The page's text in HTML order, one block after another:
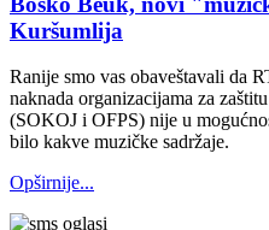
Kuršumlija
Ranije smo vas obaveštavali da
naknada organizacijama za
(SOKOJ i OFPS) nije u
bilo kakve muzičke sadržaje.
Opširnije...